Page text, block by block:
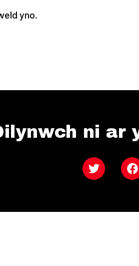
yno.
ni ar
Twitter